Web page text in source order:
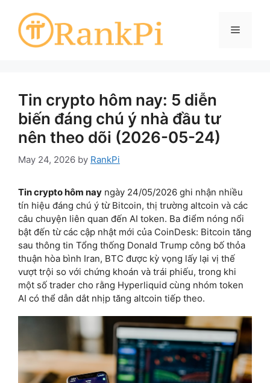
content
Menu
Tin crypto hôm nay: 5 diễn
biến đáng chú ý nhà đầu tư
nên theo dõi (2026-05-24)
May 24, 2026 by RankPi
Tin crypto hôm nay ngày 24/05/2026 ghi nhận nhiều
tín hiệu đáng chú ý từ Bitcoin, thị trường altcoin và các
câu chuyện liên quan đến AI token. Ba điểm nóng nổi
bật đến từ các cập nhật mới của CoinDesk: Bitcoin tăng
sau thông tin Tổng thống Donald Trump công bố thỏa
thuận hòa bình Iran, BTC được kỳ vọng lấy lại vị thế
vượt trội so với chứng khoán và trái phiếu, trong khi
một số trader cho rằng Hyperliquid cùng nhóm token
AI có thể dẫn dắt nhịp tăng altcoin tiếp theo.